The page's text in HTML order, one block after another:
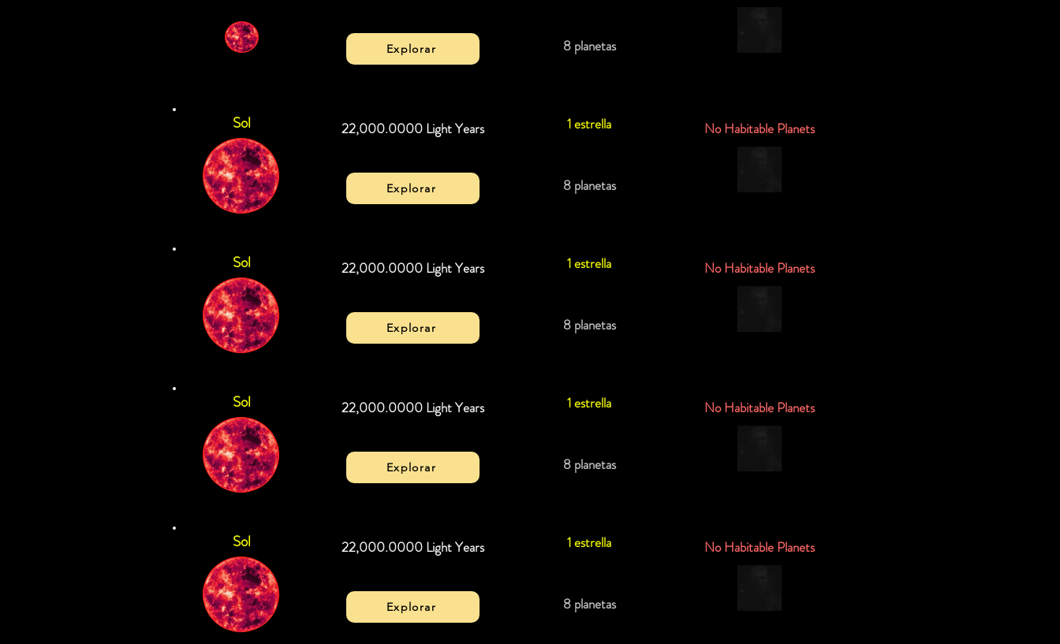
Explorar 8 planetas
Sol 22,000.0000 Light Years
Explorar
1 estrella
8 planetas
No Habitable Planets
Sol 22,000.0000 Light Years
Explorar
1 estrella
8 planetas
No Habitable Planets
Sol 22,000.0000 Light Years
Explorar
1 estrella
8 planetas
No Habitable Planets
Sol 22,000.0000 Light Years
Explorar
1 estrella
8 planetas
No Habitable Planets